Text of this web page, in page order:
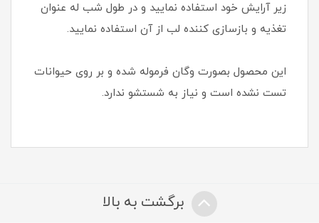
زیر آرایش خود استفاده نمایید و در طول شب له عنوان
تغذیه و بازسازی کننده لب از آن استفاده نمایید.
این محصول بصورت وگان فرموله شده و بر روی حیوانات
تست نشده است و نیاز به شستشو ندارد.
برگشت به بالا